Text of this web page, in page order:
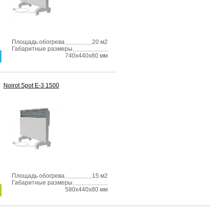
Площадь обогрева
20 м2
Габаритные размеры
740x440x80 мм
Noirot Spot E-3 1500
Площадь обогрева
15 м2
Габаритные размеры
580x440x80 мм